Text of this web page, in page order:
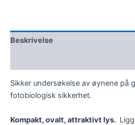
Beskrivelse
Sikker undersøkelse av øynene på
fotobiologisk sikkerhet.
Kompakt, ovalt, attraktivt lys.